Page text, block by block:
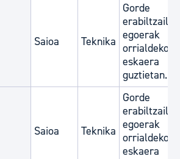
Saioa Teknika
Gorde
egoerak
orrialdeko
eskaera
guztietan.
Saioa Teknika
Gorde
egoerak
orrialdeko
eskaera